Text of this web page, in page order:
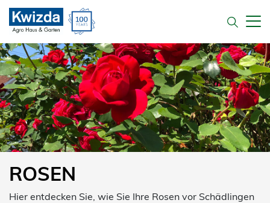
ROSEN
Hier entdecken Sie, wie Sie Ihre Rosen vor Schädlingen